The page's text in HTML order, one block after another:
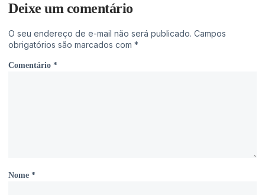
Deixe um comentário
O seu endereço de e-mail não será publicado. Campos
obrigatórios são marcados com *
Comentário *
Nome *